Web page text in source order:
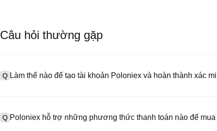
Câu hỏi thường gặp
Q Làm thế nào để tạo tài khoản Poloniex và hoàn thành xác
khi đăng ký, vào "Cài đặt" > "Bảo mật", tải lên giấy tờ ID của bạn,
Q Poloniex hỗ trợ những phương thức thanh toán nào để